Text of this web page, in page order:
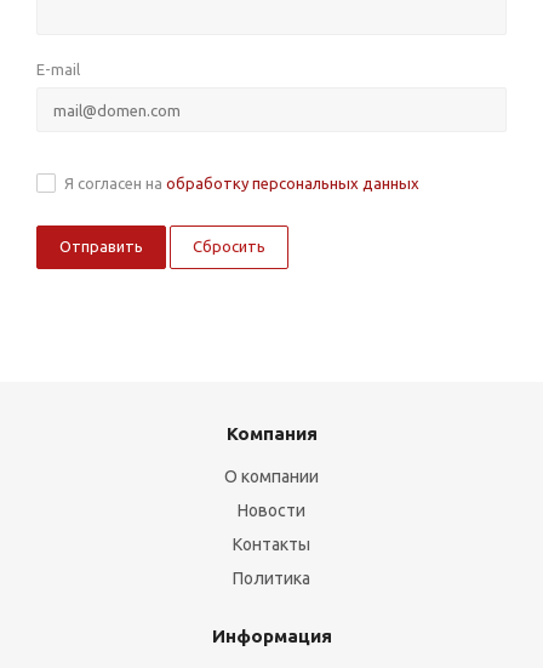
E-mail
Я согласен на обработку персональных данных
Сбросить
Компания
О компании
Новости
Контакты
Политика
Информация